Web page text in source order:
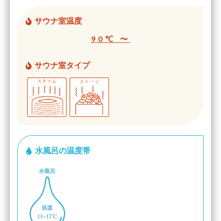
サウナ室温度
90℃ 〜
サウナ室タイプ
水風呂の温度帯